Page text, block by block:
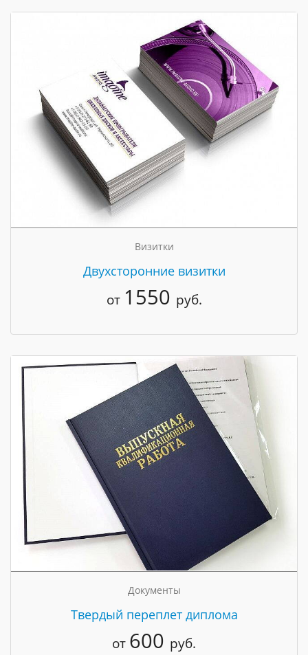
Визитки
Двухсторонние визитки
от 1550 руб.
Документы
Твердый переплет диплома
от 600 руб.